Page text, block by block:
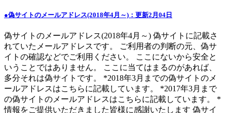
●偽サイトのメールアドレス(2018年4月～)：更新2月04日
偽サイトのメールアドレス(2018年4月～) 偽サイトに記載さ
れていたメールアドレスです。 ご利用者の判断の元、偽サ
イトの確認などでご利用ください。 ここにないから安全と
いうことではありません。 ここに当てはまるのがあれば、
多分それは偽サイトです。 *2018年3月までの偽サイトのメ
ールアドレスはこちらに記載しています。 *2017年3月まで
の偽サイトのメールアドレスはこちらに記載しています。 *
情報をご提供いただきました皆様に感謝いたします 偽サイ